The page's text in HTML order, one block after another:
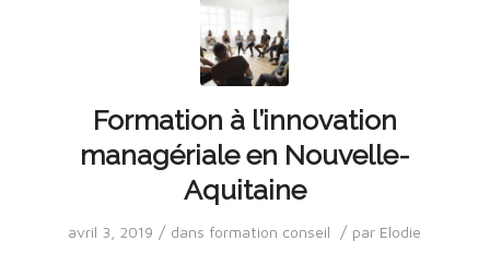
Formation à l’innovation
managériale en Nouvelle-
Aquitaine
avril 3, 2019 / dans formation conseil / par Elodie